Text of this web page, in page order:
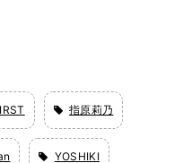
指原莉乃
YOSHIKI